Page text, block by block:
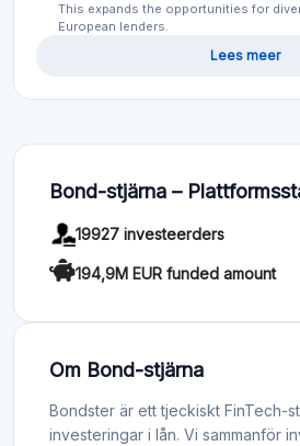
This expands the opportunities for
European lenders.
Lees meer
Bond-stjärna –
19927 investeerders
194,9M EUR funded amount
Om Bond-stjärna
Bondster är ett tjeckiskt FinTech-
investeringar i lån. Vi sammanför